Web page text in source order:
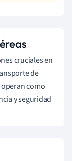
cruciales en
de
operan como
y seguridad